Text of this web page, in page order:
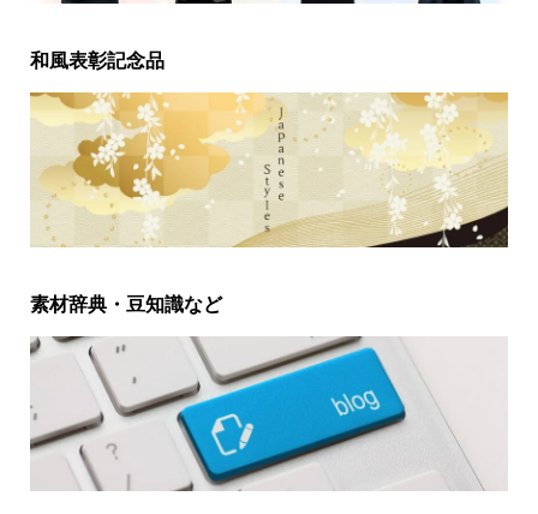
和風表彰記念品
素材辞典・豆知識など